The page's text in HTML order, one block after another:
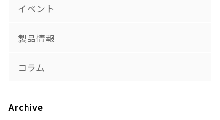
イベント
製品情報
コラム
Archive